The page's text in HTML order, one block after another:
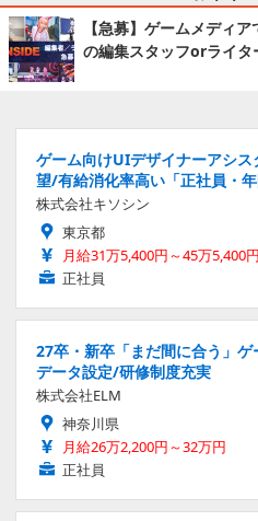
【急募】ゲームメディ
の編集スタッフorライタ
ゲーム向けUIデザイナーアシ
望/有給消化率高い「正社員・
株式会社キソシン
東京都
月給31万5,400円～45万5,400円
正社員
27卒・新卒「まだ間に合う」
データ設定/研修制度充実
株式会社ELM
神奈川県
月給26万2,200円～32万円
正社員